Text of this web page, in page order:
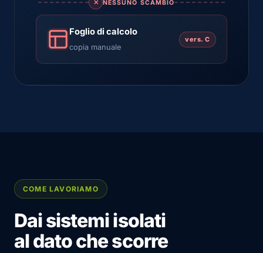
✕ NESSUNO SCAMBIO
Foglio di calcolo
copia manuale
vers. C
COME LAVORIAMO
Dai sistemi isolati
al dato che scorre